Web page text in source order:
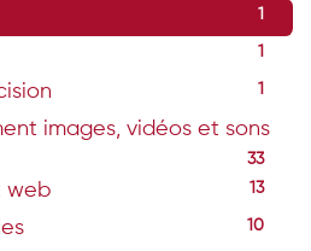
1
1
1
images, vidéos et sons
33
web 13
10